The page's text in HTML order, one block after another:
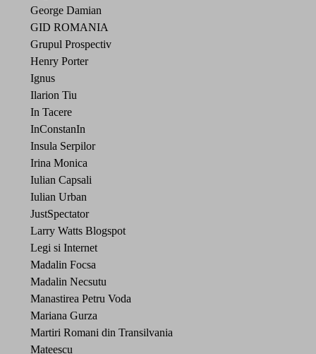
George Damian
GID ROMANIA
Grupul Prospectiv
Henry Porter
Ignus
Ilarion Tiu
In Tacere
InConstanIn
Insula Serpilor
Irina Monica
Iulian Capsali
Iulian Urban
JustSpectator
Larry Watts Blogspot
Legi si Internet
Madalin Focsa
Madalin Necsutu
Manastirea Petru Voda
Mariana Gurza
Martiri Romani din Transilvania
Mateescu